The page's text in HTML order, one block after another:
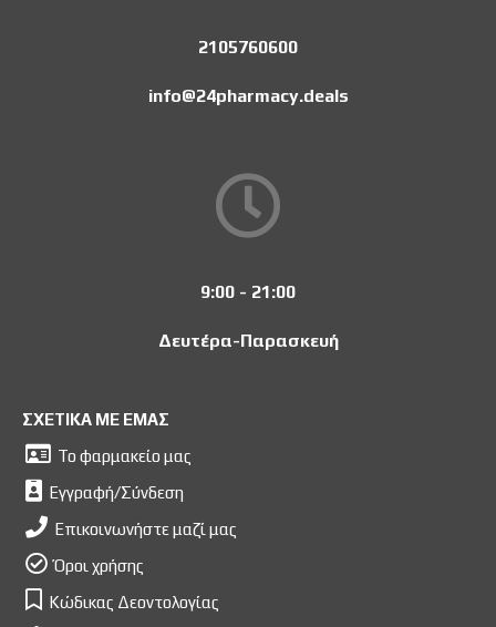
2105760600
info@24pharmacy.deals
9:00 - 21:00
Δευτέρα-Παρασκευή
ΣΧΕΤΙΚΑ ΜΕ ΕΜΑΣ
Το φαρμακείο μας
Εγγραφή/Σύνδεση
Επικοινωνήστε μαζί μας
Όροι χρήσης
Κώδικας Δεοντολογίας